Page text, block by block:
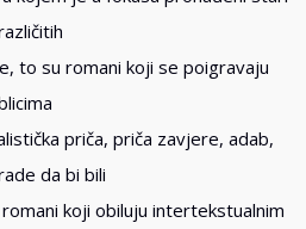
to su romani koji se poigravaju
priča, priča zavjere, adab,
da bi bili
koji obiluju intertekstualnim